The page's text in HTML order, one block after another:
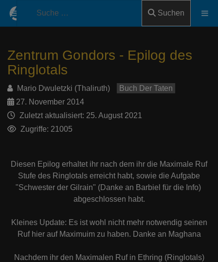
Suchen
Zentrum Gondors - Epilog des
Ringlotals
Mario Dwuletzki (Thaliruth)
Buch Der Taten
27. November 2014
Zuletzt aktualisiert: 25. August 2021
Zugriffe: 21005
Diesen Epilog erhaltet ihr nach dem ihr die Maximale Ruf
Stufe des Ringlotals erreicht habt, sowie die Aufgabe
"Schwester der Gilrain" (Danke an Barbiel für die Info)
abgeschlossen habt.
Kleines Update: Es ist wohl nicht mehr notwendig seinen
Ruf hier auf Maximuim zu haben. Danke an Maghana
Nachdem ihr den Maximalen Ruf in Ethring (Ringlotals)